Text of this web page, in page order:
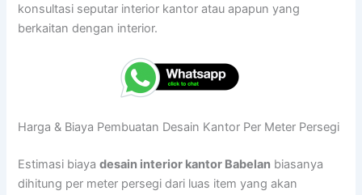
konsultasi seputar interior kantor atau apapun yang
berkaitan dengan interior.
Harga & Biaya Pembuatan Desain Kantor Per Meter Persegi
Estimasi biayadesain interior kantor Babelan biasanya
dihitung per meter persegi dari luas item yang akan